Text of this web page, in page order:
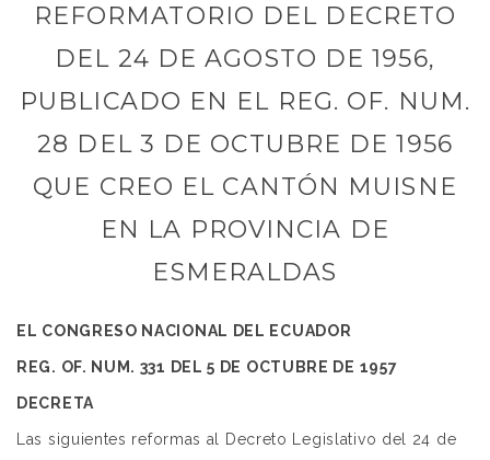
REFORMATORIO DEL DECRETO
DEL 24 DE AGOSTO DE 1956,
PUBLICADO EN EL REG. OF. NUM.
28 DEL 3 DE OCTUBRE DE 1956
QUE CREO EL CANTÓN MUISNE
EN LA PROVINCIA DE
ESMERALDAS
EL CONGRESO NACIONAL DEL ECUADOR
REG. OF. NUM. 331 DEL 5 DE OCTUBRE DE 1957
DECRETA
Las siguientes reformas al Decreto Legislativo del 24 de